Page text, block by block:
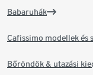
Babaruhák
Cafissimo modellek és
Bőröndök & utazási